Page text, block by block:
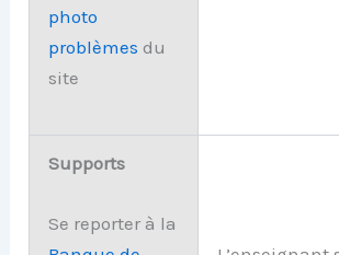
photo
problèmes du
site
Supports
Se reporter à la